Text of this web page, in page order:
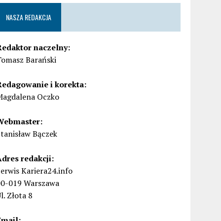
NASZA REDAKCJA
naczelny:
Barański
i korekta:
Oczko
Bączek
redakcji:
Kariera24.info
019 Warszawa
Złota 8